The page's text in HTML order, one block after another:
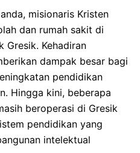
misionaris Kristen
dan rumah sakit di
Gresik. Kehadiran
dampak besar bagi
pendidikan
Hingga kini, beberapa
beroperasi di Gresik
pendidikan yang
intelektual